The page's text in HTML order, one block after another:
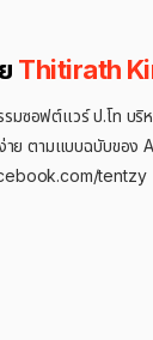
Thitirath
มซอฟต์แวร์ ป.โท บริ
าย ตามแบบฉบับของ
tentzy